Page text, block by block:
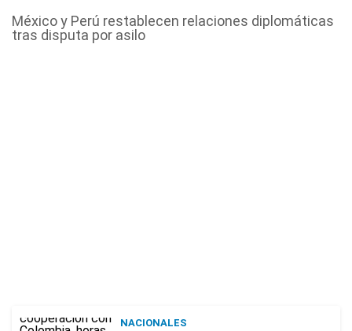
México y Perú restablecen relaciones diplomáticas
tras disputa por asilo
NACIONALES